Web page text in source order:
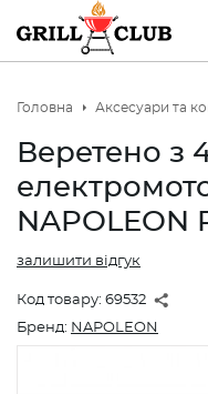
Головна Аксесуари та
Веретено з
NAPOLEON
Код товару: 69532
залишити відгук
Бренд: NAPOLEON